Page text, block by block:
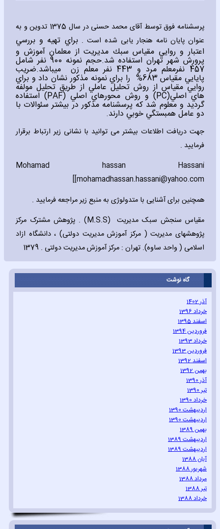
پرسشنامه فوق توسط آقای محمد حسنی در سال 1375 تدوین و به
عنوان پایان نامه هنجار یابی شده است .براي تهيه و بررسي
اعتبار و روايي مقياس سبك مديريت از معلمان آموزش و
پرورش شهر تهران استفاده شد.حجم نمونه 900 نفر شامل
457 نفرمعلم مرد و 443 نفر معلم زن ميباشد.ضريب
پايايي مقياس 683% را براي نمونه مذكور نشان داد و براي
روايي مقياس از روش تحليل عاملي از طريق تحليل مولفه
هاي اصلي(PC)و روش محورهاي اصلي(PAF)استفاده
گرديد و معلوم شد كه پرسشنامه مذكور در بيشتر سئوالات با
دو عامل همبستگي خوبي دارند.
جهت دریافت اطلاعات بیشتر می توانید با نشانی زیر ارتباط برقرار
فرمایید .
Mohamad hassan Hassani
[mohamadhassan.hassani@yahoo.com
]
همچنین برای آشنایی با متدولوژی به منبع زیر مراجعه فرمایید .
مقیاس سنجش سبک مدیریت (M.S.S) . پژوهش مشترک مرکز
پژوهشهای مدیریت ( مرکز آموزش مدیریت دولتی) ، دانشگاه ازاد
اسلامی ( واحد ساوه). تهران : مرکز آموزش مدیریت دولتی . 1379
گاه نوشت
آذر 1402
خرداد 1396
اسفند 1395
فروردین 1394
خرداد 1393
فروردین 1393
اسفند 1392
بهمن 1392
آذر 1390
تیر 1390
خرداد 1390
اردیبهشت 1390
اردیبهشت 1390
بهمن 1389
اردیبهشت 1389
اردیبهشت 1389
آبان 1388
شهریور 1388
مرداد 1388
تیر 1388
خرداد 1388